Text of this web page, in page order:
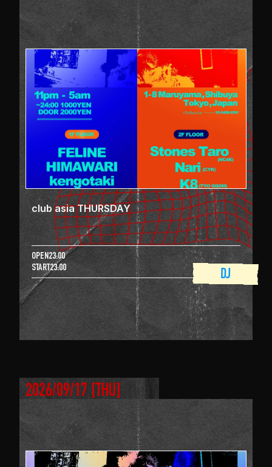
DJ
club asia THURSDAY
OPEN23:00
START23:00
2026/09/17 [THU]